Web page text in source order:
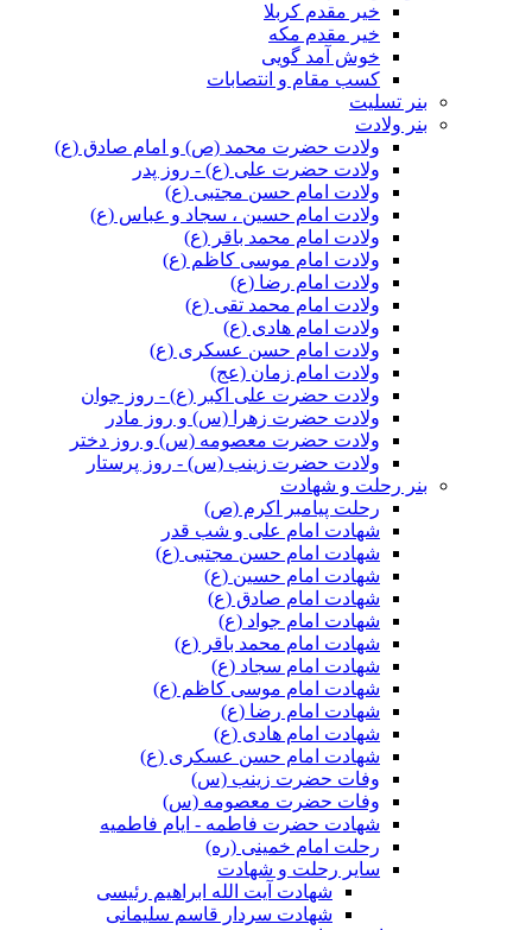
خیر مقدم کربلا
خیر مقدم مکه
خوش آمد گویی
کسب مقام و انتصابات
بنر تسلیت
بنر ولادت
ولادت حضرت محمد (ص) و امام صادق (ع)
ولادت حضرت علی (ع) - روز پدر
ولادت امام حسن مجتبی (ع)
ولادت امام حسین ، سجاد و عباس (ع)
ولادت امام محمد باقر (ع)
ولادت امام موسی کاظم (ع)
ولادت امام رضا (ع)
ولادت امام محمد تقی (ع)
ولادت امام هادی (ع)
ولادت امام حسن عسکری (ع)
ولادت امام زمان (عج)
ولادت حضرت علی اکبر (ع) - روز جوان
ولادت حضرت زهرا (س) و روز مادر
ولادت حضرت معصومه (س) و روز دختر
ولادت حضرت زینب (س) - روز پرستار
بنر رحلت و شهادت
رحلت پیامبر اکرم (ص)
شهادت امام علی و شب قدر
شهادت امام حسن مجتبی (ع)
شهادت امام حسین (ع)
شهادت امام صادق (ع)
شهادت امام جواد (ع)
شهادت امام محمد باقر (ع)
شهادت امام سجاد (ع)
شهادت امام موسی کاظم (ع)
شهادت امام رضا (ع)
شهادت امام هادی (ع)
شهادت امام حسن عسکری (ع)
وفات حضرت زینب (س)
وفات حضرت معصومه (س)
شهادت حضرت فاطمه - ایام فاطمیه
رحلت امام خمینی (ره)
سایر رحلت و شهادت
شهادت آیت الله ابراهیم رئیسی
شهادت سردار قاسم سلیمانی